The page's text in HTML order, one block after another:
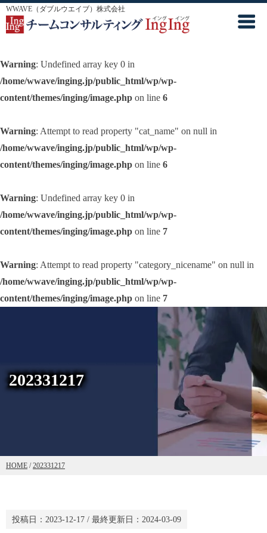
WWAVE（ダブルウエイブ）株式会社
Warning: Undefined array key 0 in
/home/wwave/inging.jp/public_html/wp/wp-
content/themes/inging/image.php on line 6
Warning: Attempt to read property "cat_name" on null in
/home/wwave/inging.jp/public_html/wp/wp-
content/themes/inging/image.php on line 6
Warning: Undefined array key 0 in
/home/wwave/inging.jp/public_html/wp/wp-
content/themes/inging/image.php on line 7
Warning: Attempt to read property "category_nicename" on null in
/home/wwave/inging.jp/public_html/wp/wp-
content/themes/inging/image.php on line 7
202331217
HOME /202331217
投稿日： 2023-12-17 / 最終更新日： 2024-03-09